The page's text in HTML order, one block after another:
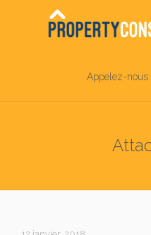
Appelez-nous: